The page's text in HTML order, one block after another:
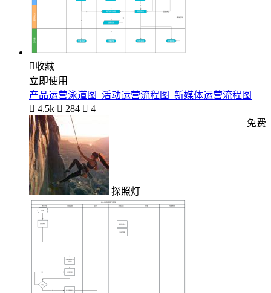
收藏
立即使用
产品运营泳道图_活动运营流程图_新媒体运营流程图
 4.5k  284  4
探照灯
免费